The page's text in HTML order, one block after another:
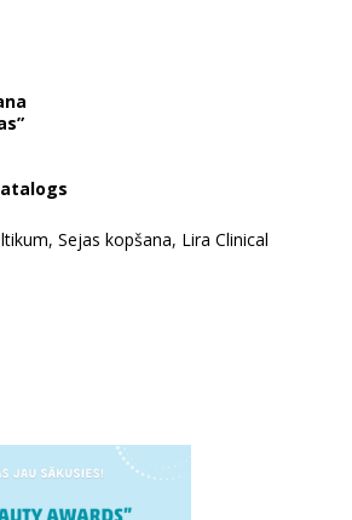
, Sejas kopšana, Lira Clinical